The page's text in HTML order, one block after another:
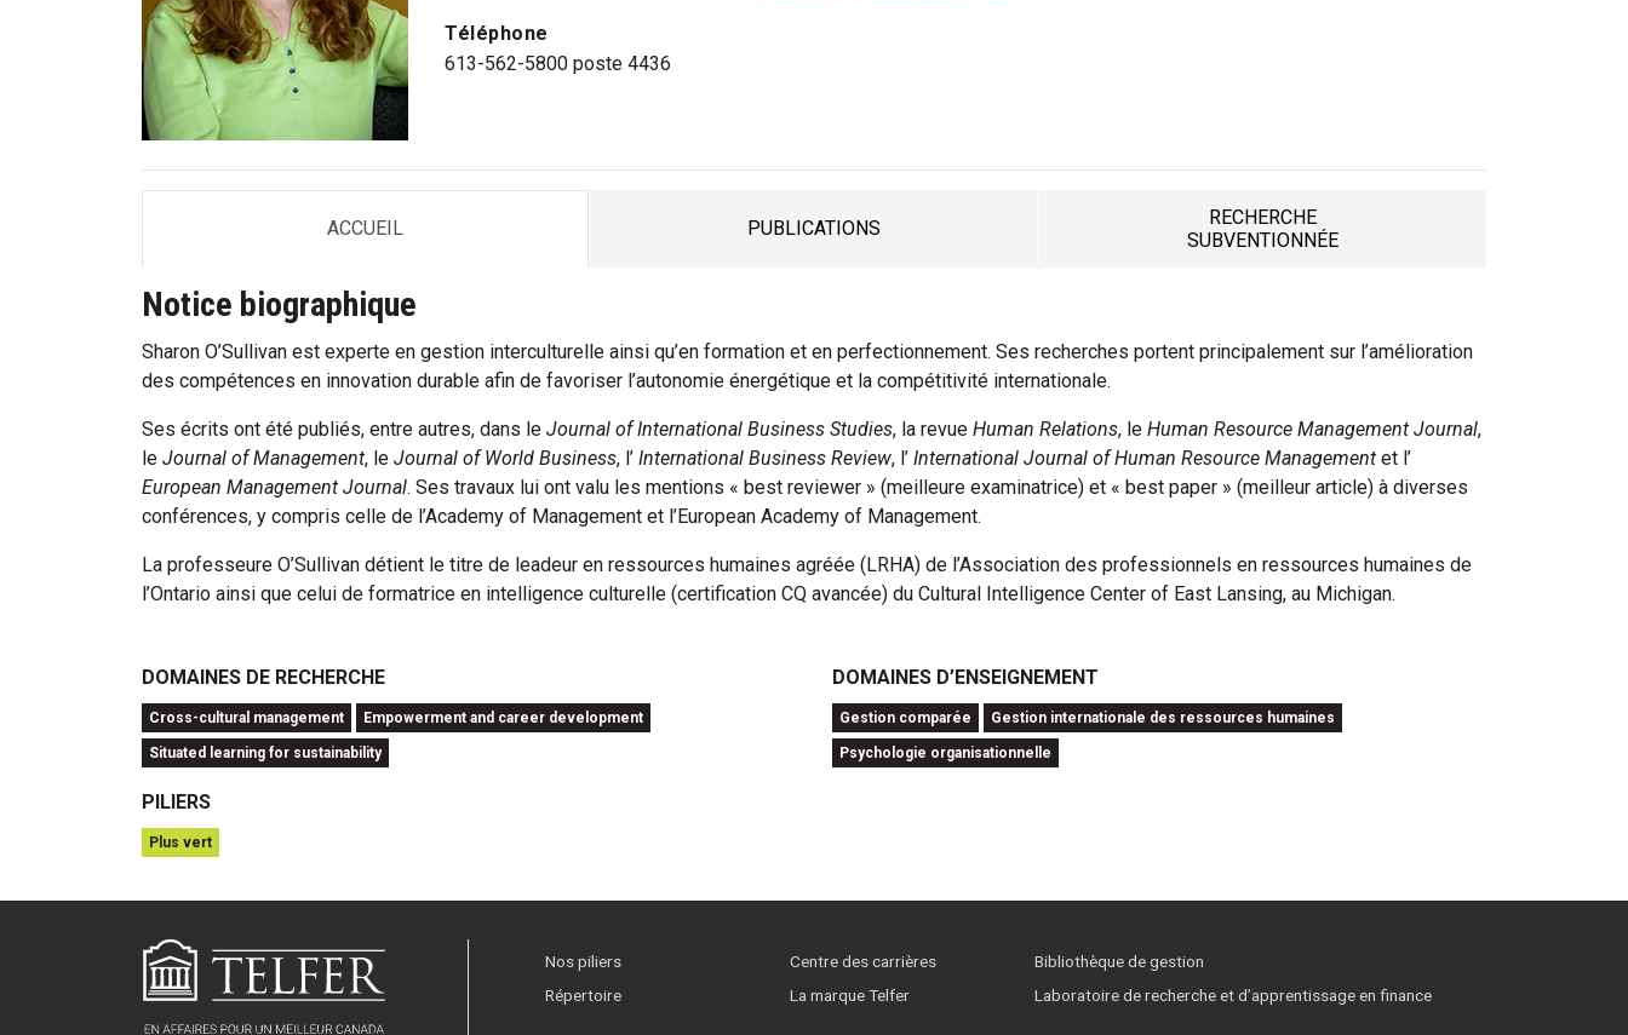
Téléphone
613-562-5800 poste 4436
ACCUEIL
TAB PUBLICATIONS
TAB
RECHERCHE
SUBVENTIONNÉE
TAB
Notice biographique
Sharon O’Sullivan est experte en gestion interculturelle ainsi qu’en formation et en perfectionnement. Ses recherches portent principalement sur l’amélioration
des compétences en innovation durable afin de favoriser l’autonomie énergétique et la compétitivité internationale.
Ses écrits ont été publiés, entre autres, dans le Journal of International Business Studies, la revue Human Relations, le Human Resource Management Journal,
le Journal of Management, le Journal of World Business, l’ International Business Review, l’ International Journal of Human Resource Management et l’
European Management Journal. Ses travaux lui ont valu les mentions « best reviewer » (meilleure examinatrice) et « best paper » (meilleur article) à diverses
conférences, y compris celle de l’Academy of Management et l’European Academy of Management.
La professeure O’Sullivan détient le titre de leadeur en ressources humaines agréée (LRHA) de l’Association des professionnels en ressources humaines de
l’Ontario ainsi que celui de formatrice en intelligence culturelle (certification CQ avancée) du Cultural Intelligence Center of East Lansing, au Michigan.
DOMAINES DE RECHERCHE
Cross-cultural management Empowerment and career development
Situated learning for sustainability
DOMAINES D’ENSEIGNEMENT
Gestion comparée Gestion internationale des ressources humaines
Psychologie organisationnelle
PILIERS
Plus vert
Nos piliers
Répertoire
Centre des carrières
La marque Telfer
Bibliothèque de gestion
Laboratoire de recherche et d’apprentissage en finance